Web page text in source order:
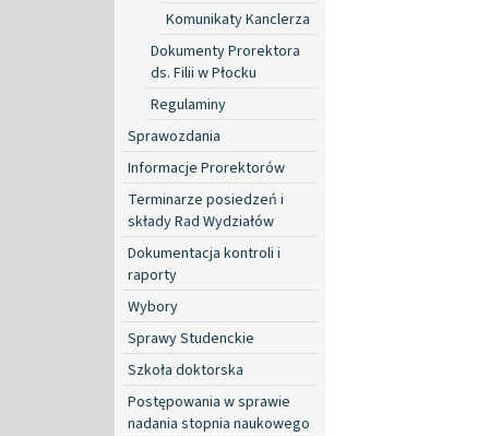
Komunikaty Kanclerza
Dokumenty Prorektora
ds. Filii w Płocku
Regulaminy
Sprawozdania
Informacje Prorektorów
Terminarze posiedzeń i
składy Rad Wydziałów
Dokumentacja kontroli i
raporty
Wybory
Sprawy Studenckie
Szkoła doktorska
Postępowania w sprawie
nadania stopnia naukowego